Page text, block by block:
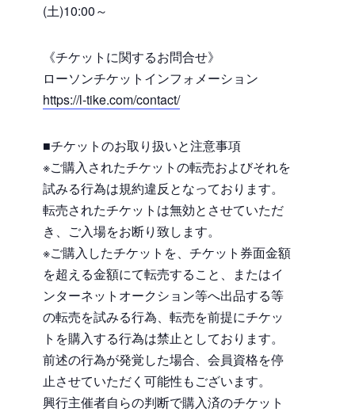
(土)10:00～
《チケットに関するお問合せ》
ローソンチケットインフォメーション
https://l-tike.com/contact/
■チケットのお取り扱いと注意事項
※ご購入されたチケットの転売およびそれを
試みる行為は規約違反となっております。
転売されたチケットは無効とさせていただ
き、ご入場をお断り致します。
※ご購入したチケットを、チケット券面金額
を超える金額にて転売すること、またはイ
ンターネットオークション等へ出品する等
の転売を試みる行為、転売を前提にチケッ
トを購入する行為は禁止としております。
前述の行為が発覚した場合、会員資格を停
止させていただく可能性もございます。
興行主催者自らの判断で購入済のチケット